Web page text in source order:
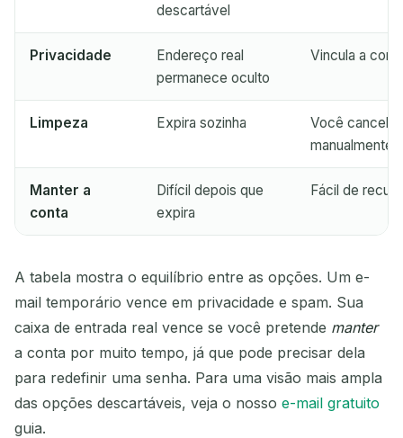
descartável
Privacidade
Endereço real
permanece oculto
Vincula a
Limpeza Expira sozinha
Você cancela
manualmente
Manter a
conta
Difícil depois que
expira
Fácil de
A tabela mostra o equilíbrio entre as opções. Um e-
mail temporário vence em privacidade e spam. Sua
caixa de entrada real vence se você pretende manter
a conta por muito tempo, já que pode precisar dela
para redefinir uma senha. Para uma visão mais ampla
das opções descartáveis, veja o nosso e-mail gratuito
guia.